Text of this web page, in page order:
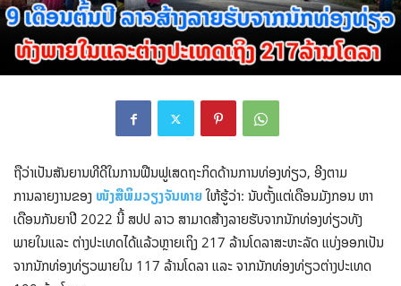
ຖືວ່າເປັນສັນຍານທີດີໃນການຟືນຟູເສດຖະກິດດ້ານການທ່ອງທ່ຽວ, ອີງຕາມ
ການລາຍງານຂອງ ໜັງສືພິມວຽງຈັນທາຍໃຫ້ຮູ້ວ່າ: ນັບຕັ້ງແຕ່ເດືອນມັງກອນ ຫາ
ເດືອນກັນຍາປີ 2022 ນີ້ ສປປ ລາວ ສາມາດສ້າງລາຍຮັບຈາກນັກທ່ອງທ່ຽວທັງ
ພາຍໃນແລະ ຕ່າງປະເທດໄດ້ແລ້ວຫຼາຍເຖິງ 217 ລ້ານໂດລາສະຫະລັດ ແບ່ງອອກເປັນ
ຈາກນັກທ່ອງທ່ຽວພາຍໃນ 117 ລ້ານໂດລາ ແລະ ຈາກນັກທ່ອງທ່ຽວຕ່າງປະເທດ